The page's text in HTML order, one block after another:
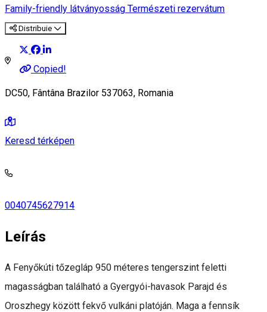
Family-friendly látványosság Természeti rezervátum
Distribuie
Copied!
DC50, Fântâna Brazilor 537063, Romania
Keresd térképen
0040745627914
Leírás
A Fenyőkúti tőzegláp 950 méteres tengerszint feletti
magasságban található a Gyergyói-havasok Parajd és
Oroszhegy között fekvő vulkáni platóján. Maga a fennsík